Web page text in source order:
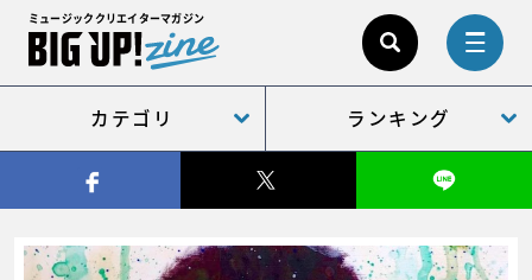
ミュージッククリエイターマガジン
カテゴリ ランキング